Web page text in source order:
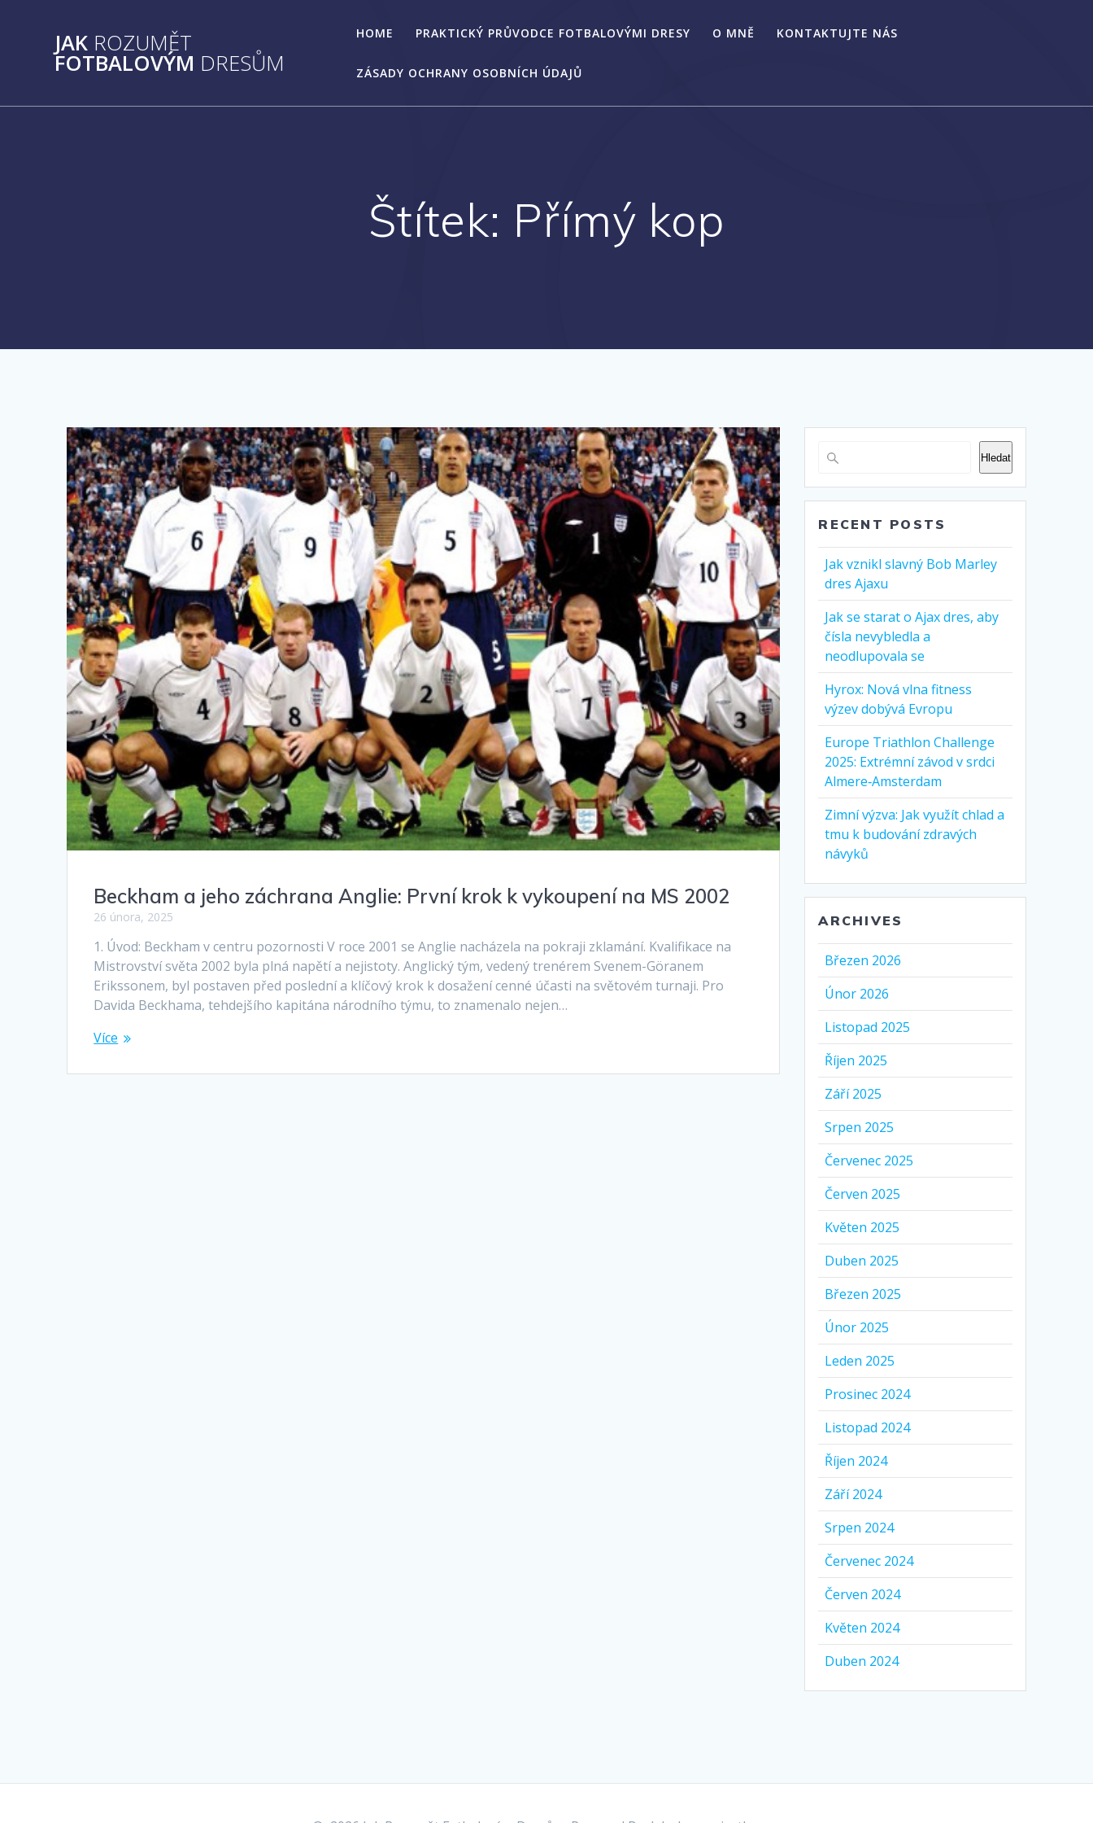
JAK ROZUMĚT
FOTBALOVÝM DRESŮM
HOME PRAKTICKÝ PRŮVODCE FOTBALOVÝMI DRESY O MNĚ KONTAKTUJTE NÁS
ZÁSADY OCHRANY OSOBNÍCH ÚDAJŮ
Štítek: Přímý kop
Beckham a jeho záchrana Anglie: První krok k vykoupení na MS 2002
26 února, 2025
1. Úvod: Beckham v centru pozornosti V roce 2001 se Anglie nacházela na pokraji zklamání. Kvalifikace na
Mistrovství světa 2002 byla plná napětí a nejistoty. Anglický tým, vedený trenérem Svenem-Göranem
Erikssonem, byl postaven před poslední a klíčový krok k dosažení cenné účasti na světovém turnaji. Pro
Davida Beckhama, tehdejšího kapitána národního týmu, to znamenalo nejen…
Více
Hledat
RECENT POSTS
Jak vznikl slavný Bob Marley
dres Ajaxu
Jak se starat o Ajax dres, aby
čísla nevybledla a
neodlupovala se
Hyrox: Nová vlna fitness
výzev dobývá Evropu
Europe Triathlon Challenge
2025: Extrémní závod v srdci
Almere‑Amsterdam
Zimní výzva: Jak využít chlad a
tmu k budování zdravých
návyků
ARCHIVES
Březen 2026
Únor 2026
Listopad 2025
Říjen 2025
Září 2025
Srpen 2025
Červenec 2025
Červen 2025
Květen 2025
Duben 2025
Březen 2025
Únor 2025
Leden 2025
Prosinec 2024
Listopad 2024
Říjen 2024
Září 2024
Srpen 2024
Červenec 2024
Červen 2024
Květen 2024
Duben 2024